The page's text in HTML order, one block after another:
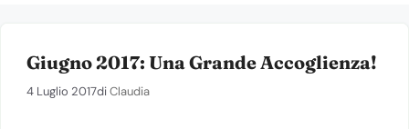
Giugno 2017: Una Grande Accoglienza!
4 Luglio 2017diClaudia